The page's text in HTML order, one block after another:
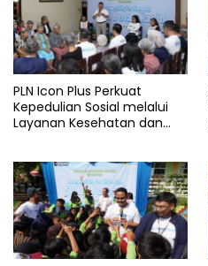
PLN Icon Plus Perkuat
Kepedulian Sosial melalui
Layanan Kesehatan dan